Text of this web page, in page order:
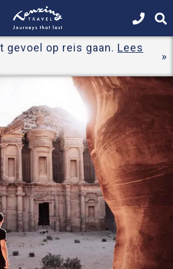
gevoel op reis gaan. Lees